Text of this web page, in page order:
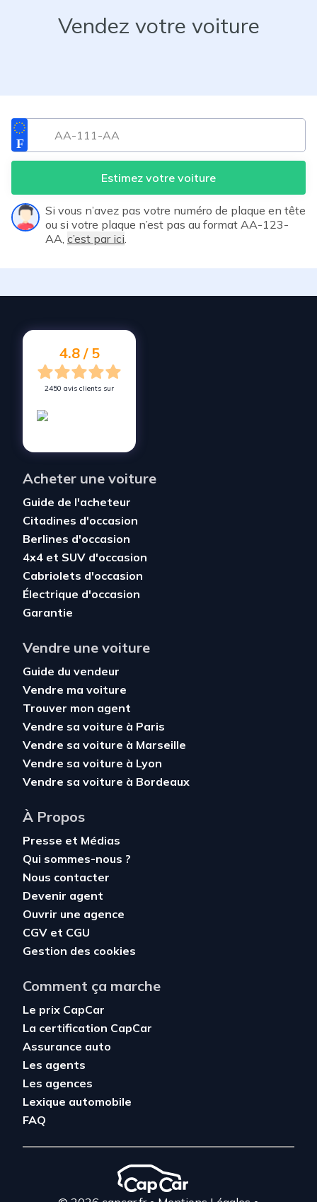
Vendez votre voiture
Estimez votre voiture
Si vous n’avez pas votre numéro de plaque en tête
ou si votre plaque n’est pas au format AA-123-
AA, c’est par ici
4.8 / 5
2450 avis clients sur
Acheter une voiture
Guide de l'acheteur
Citadines d'occasion
Berlines d'occasion
4x4 et SUV d'occasion
Cabriolets d'occasion
Électrique d'occasion
Garantie
Vendre une voiture
Guide du vendeur
Vendre ma voiture
Trouver mon agent
Vendre sa voiture à Paris
Vendre sa voiture à Marseille
Vendre sa voiture à Lyon
Vendre sa voiture à Bordeaux
À Propos
Presse et Médias
Qui sommes-nous ?
Nous contacter
Devenir agent
Ouvrir une agence
CGV et CGU
Gestion des cookies
Comment ça marche
Le prix CapCar
La certification CapCar
Assurance auto
Les agents
Les agences
Lexique automobile
FAQ